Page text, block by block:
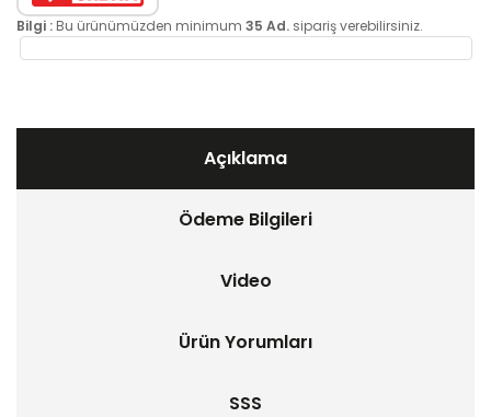
Bilgi : Bu ürünümüzden minimum 35 Ad. sipariş verebilirsiniz.
Açıklama
Ödeme Bilgileri
Video
Ürün Yorumları
SSS